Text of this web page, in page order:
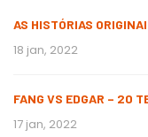
AS HISTÓRIAS
18 jan, 2022
FANG VS EDGAR – 20
17 jan, 2022